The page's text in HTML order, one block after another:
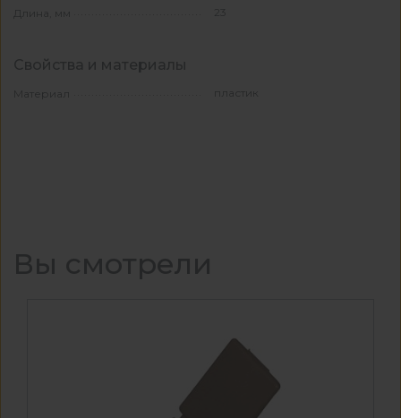
Длина, мм
Свойства и материалы
Материал пластик
Вы смотрели